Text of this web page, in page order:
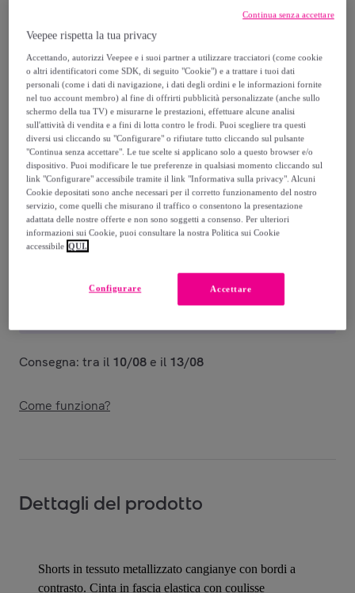
Pantaloncini da donna Leone Bright
19,99 €
39,00 €
-48%
Guida alle taglie
Venduto daLEONE 1947 APPAREL
Consegna
Consegna da4,99 €
Consegna: tra il 10/08 e il 13/08
Come funziona?
Dettagli del prodotto
Shorts in tessuto metallizzato cangianye con bordi a
contrasto. Cinta in fascia elastica con coulisse
Veepee rispetta la tua privacy
Accettando, autorizzi Veepee e i suoi partner a utilizzare tracciatori (come cookie
o altri identificatori come SDK, di seguito "Cookie") e a trattare i tuoi dati
personali (come i dati di navigazione, i dati degli ordini e le informazioni fornite
nel tuo account membro) al fine di offrirti pubblicità personalizzate (anche sullo
schermo della tua TV) e misurarne le prestazioni, effettuare alcune analisi
sull'attività di vendita e a fini di lotta contro le frodi. Puoi scegliere tra questi
diversi usi cliccando su "Configurare" o rifiutare tutto cliccando sul pulsante
"Continua senza accettare". Le tue scelte si applicano solo a questo browser e/o
dispositivo. Puoi modificare le tue preferenze in qualsiasi momento cliccando sul
link "Configurare" accessibile tramite il link "Informativa sulla privacy". Alcuni
Cookie depositati sono anche necessari per il corretto funzionamento del nostro
servizio, come quelli che misurano il traffico o consentono la presentazione
adattata delle nostre offerte e non sono soggetti a consenso. Per ulteriori
informazioni sui Cookie, puoi consultare la nostra Politica sui Cookie
accessibile QUI.
Accettare
Configurare
Continua senza accettare